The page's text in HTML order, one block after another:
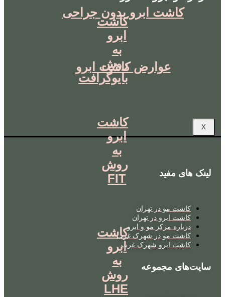
کاشت ابرو بدون جراحی
عوارض کاشت ابرو
X
کاشت
ابرو
به
روش
بایوگرافت
کاشت
ابرو
به
روش
FIT
کاشت
ابرو
به
روش
LHE
لینک های مفید
کاشت مو در تهران
کاشت ابرو در تهران
درباره مرکز مو و ابرو
کاشت مو در شهرک غرب
کاشت ابرو شهرک غرب
سایت‌های مجموعه